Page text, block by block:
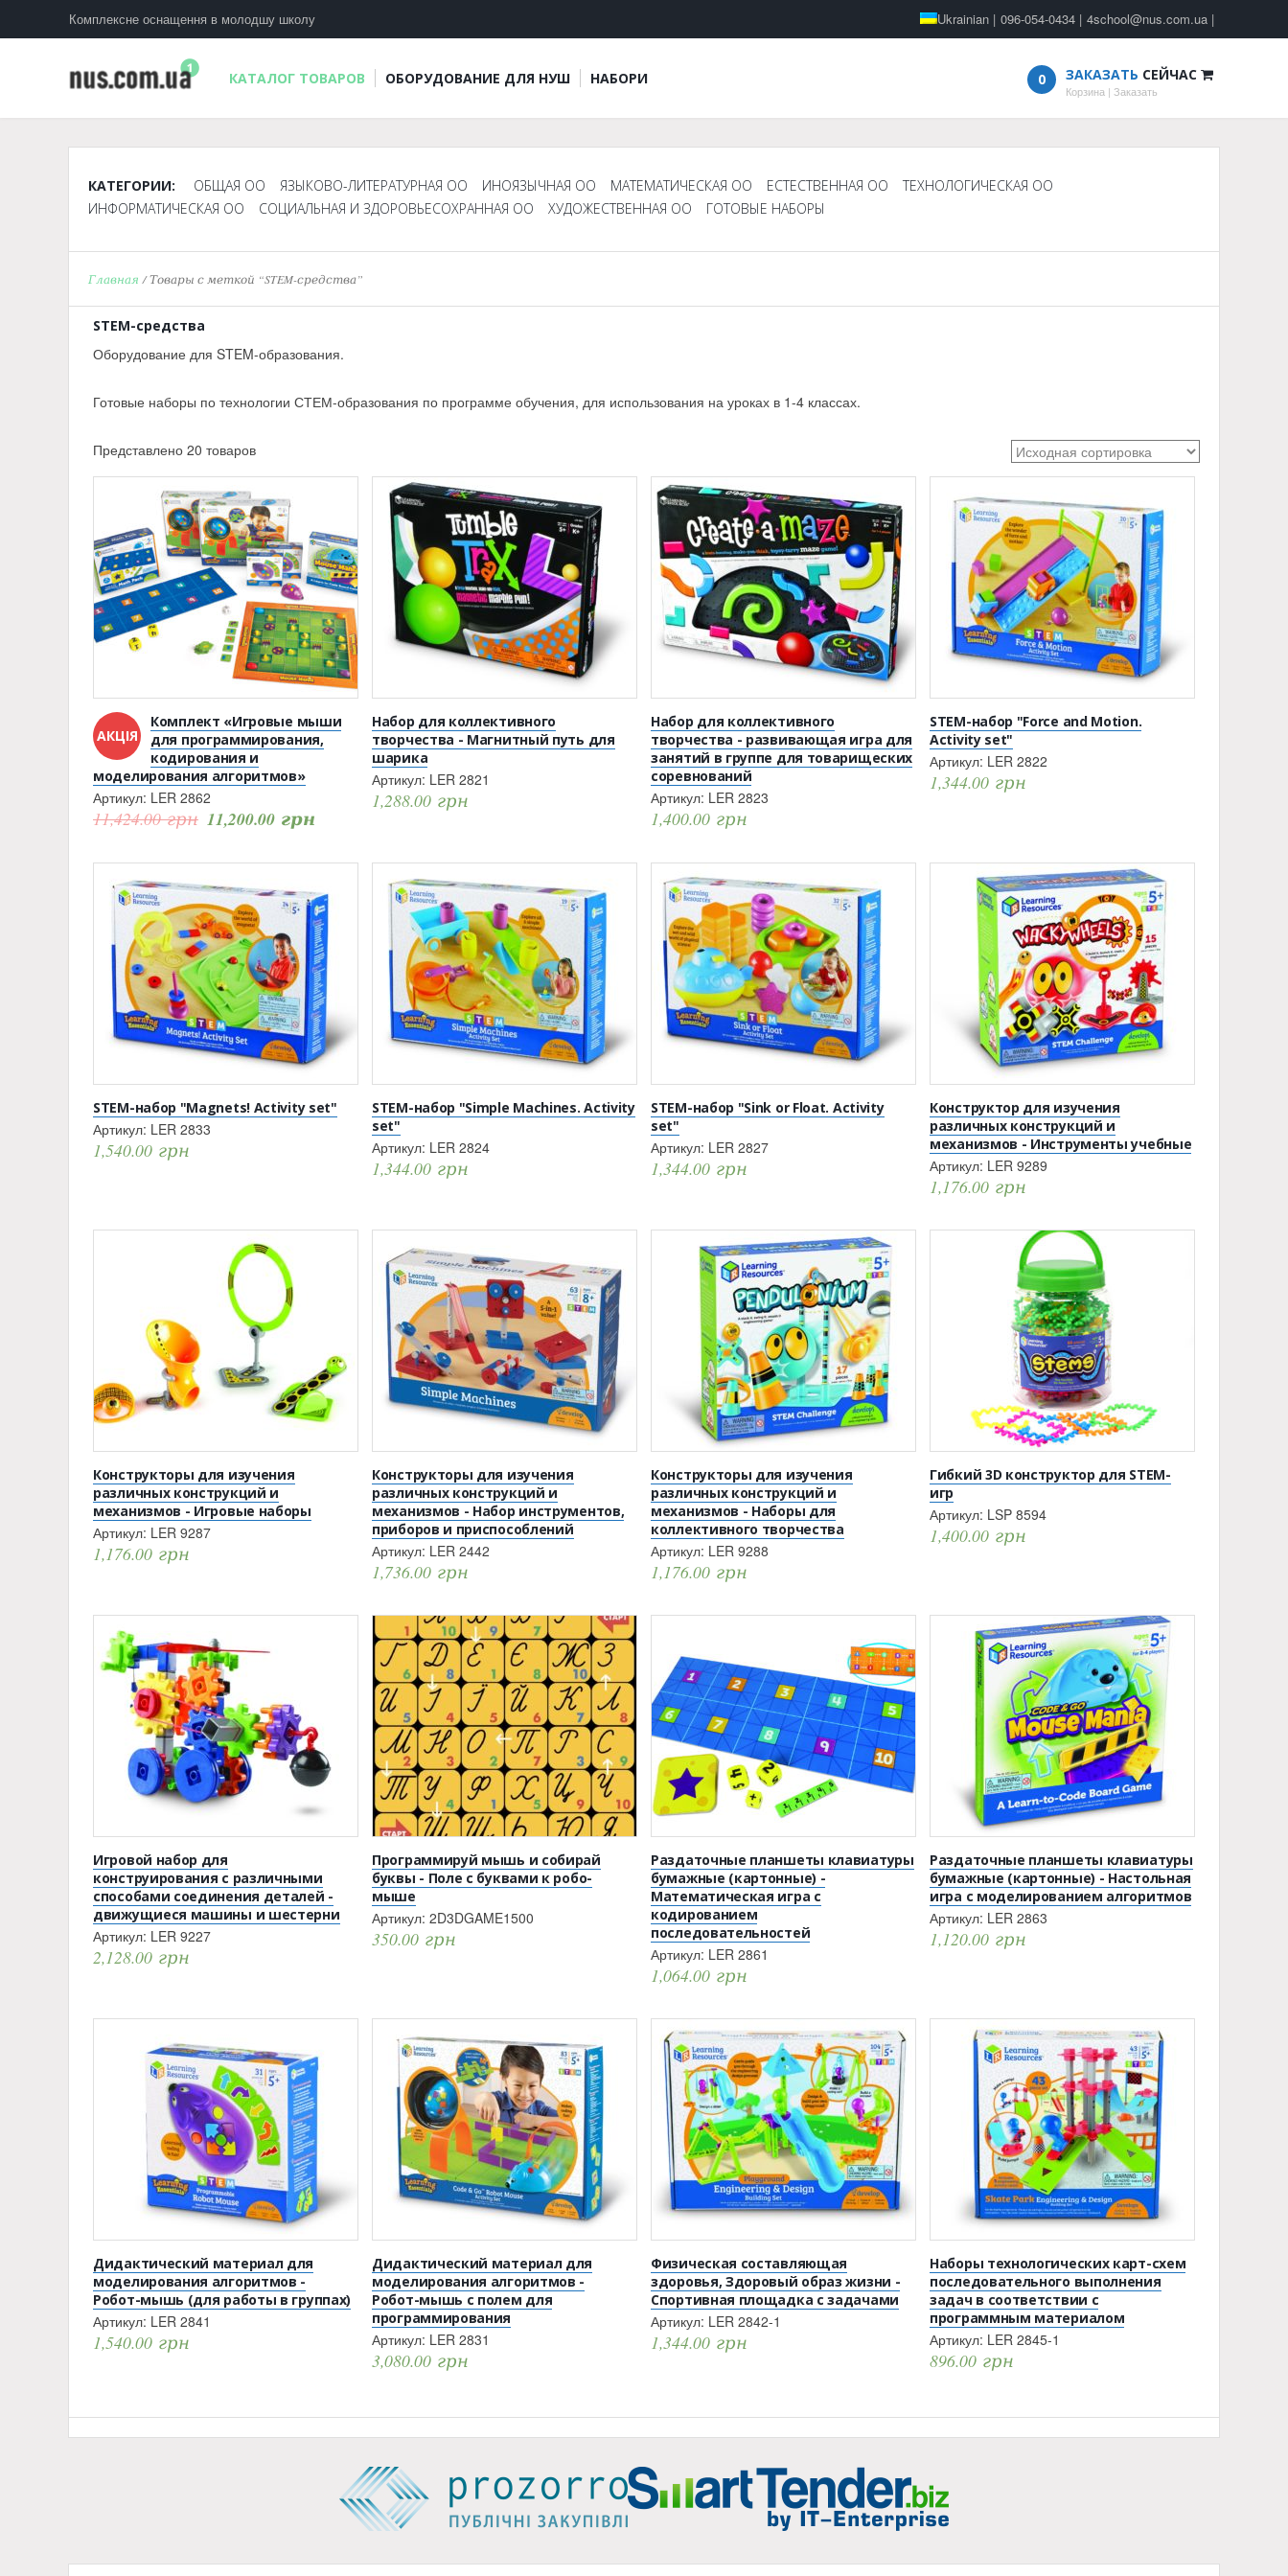
Комплексне оснащення в молодшу школу Ukrainian | 096-054-0434 | 4school@nus.com.ua |
КАТАЛОГ ТОВАРОВ ОБОРУДОВАНИЕ ДЛЯ НУШ НАБОРИ 0 ЗАКАЗАТЬ СЕЙЧАС
Корзина | Заказать
КАТЕГОРИИ: ОБЩАЯ ОО ЯЗЫКОВО-ЛИТЕРАТУРНАЯ ОО ИНОЯЗЫЧНАЯ ОО МАТЕМАТИЧЕСКАЯ ОО ЕСТЕСТВЕННАЯ ОО
ТЕХНОЛОГИЧЕСКАЯ ОО
ИНФОРМАТИЧЕСКАЯ ОО
СОЦИАЛЬНАЯ И ЗДОРОВЬЕСОХРАННАЯ ОО ХУДОЖЕСТВЕННАЯ ОО ГОТОВЫЕ НАБОРЫ
Главная / Товары с меткой “STEM-средства”
STEM-средства
Оборудование для STEM-образования.
Готовые наборы по технологии СТЕМ-образования по программе обучения, для использования на уроках в 1-4 классах.
Представлено 20 товаров
АКЦІЯ
Комплект «Игровые мыши
для программирования,
кодирования и
моделирования алгоритмов»
Артикул: LER 2862
11,424.00грн 11,200.00 грн
Набор для коллективного
творчества - Магнитный путь для
шарика
Артикул: LER 2821
1,288.00 грн
Набор для коллективного
творчества - развивающая игра для
занятий в группе для товарищеских
соревнований
Артикул: LER 2823
1,400.00 грн
STEM-набор "Force and Motion.
Activity set"
Артикул: LER 2822
1,344.00 грн
STEM-набор "Magnets! Activity set"
Артикул: LER 2833
1,540.00 грн
STEM-набор "Simple Machines. Activity
set"
Артикул: LER 2824
1,344.00 грн
STEM-набор "Sink or Float. Activity
set"
Артикул: LER 2827
1,344.00 грн
Конструктор для изучения
различных конструкций и
механизмов - Инструменты учебные
Артикул: LER 9289
1,176.00 грн
Конструкторы для изучения
различных конструкций и
механизмов - Игровые наборы
Артикул: LER 9287
1,176.00 грн
Конструкторы для изучения
различных конструкций и
механизмов - Набор инструментов,
приборов и приспособлений
Артикул: LER 2442
1,736.00 грн
Конструкторы для изучения
различных конструкций и
механизмов - Наборы для
коллективного творчества
Артикул: LER 9288
1,176.00 грн
Гибкий 3D конструктор для STEM-
игр
Артикул: LSP 8594
1,400.00 грн
Игровой набор для
конструирования с различными
способами соединения деталей -
движущиеся машины и шестерни
Артикул: LER 9227
2,128.00 грн
Программируй мышь и собирай
буквы - Поле с буквами к робо-
мыше
Артикул: 2D3DGAME1500
350.00 грн
Раздаточные планшеты клавиатуры
бумажные (картонные) -
Математическая игра с
кодированием
последовательностей
Артикул: LER 2861
1,064.00 грн
Раздаточные планшеты клавиатуры
бумажные (картонные) - Настольная
игра с моделированием алгоритмов
Артикул: LER 2863
1,120.00 грн
Дидактический материал для
моделирования алгоритмов -
Робот-мышь (для работы в группах)
Артикул: LER 2841
1,540.00 грн
Дидактический материал для
моделирования алгоритмов -
Робот-мышь с полем для
программирования
Артикул: LER 2831
3,080.00 грн
Физическая составляющая
здоровья, Здоровый образ жизни -
Спортивная площадка с задачами
Артикул: LER 2842-1
1,344.00 грн
Наборы технологических карт-схем
последовательного выполнения
задач в соответствии с
программным материалом
Артикул: LER 2845-1
896.00 грн